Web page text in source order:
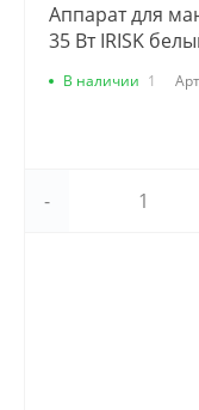
Аппарат для
35 Вт IRISK
В наличии 1
-